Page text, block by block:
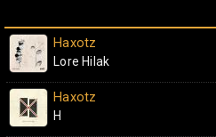
Haxotz
Lore Hilak
Haxotz
H